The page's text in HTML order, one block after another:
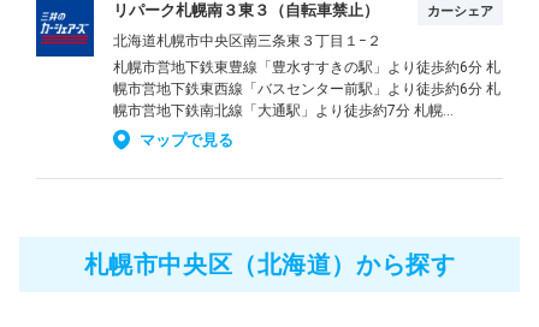
リパーク札幌南３東３（自転車禁止） カーシェア
北海道札幌市中央区南三条東３丁目１−２
札幌市営地下鉄東豊線「豊水すすきの駅」より徒歩約6分 札
幌市営地下鉄東西線「バスセンター前駅」より徒歩約6分 札
幌市営地下鉄南北線「大通駅」より徒歩約7分 札幌...
マップで見る
札幌市中央区（北海道）から探す